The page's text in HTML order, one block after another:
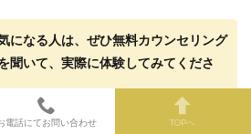
になる人は、ぜひ無料カウンセリング
聞いて、実際に体験してみてくださ
電話にてお問い合わせ TOPへ